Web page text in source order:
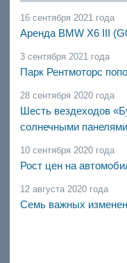
16 сентября 2021 года
Аренда BMW X6 III
3 сентября 2021 года
Парк Рентмоторс
28 сентября 2020 года
Шесть вездеходов
солнечными
10 сентября 2020 года
Рост цен на
12 августа 2020 года
Семь важных